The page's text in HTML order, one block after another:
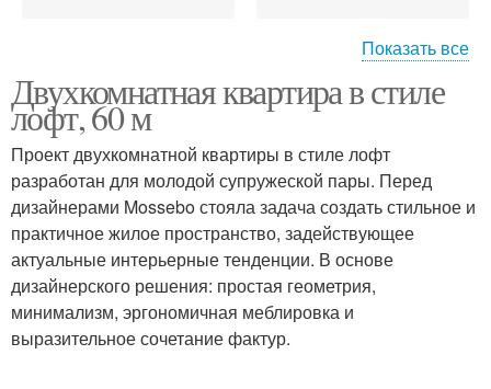
Комнатная квартира
Показать все
Двухкомнатная квартира в стиле
лофт, 60 м
Проект двухкомнатной квартиры в стиле лофт
разработан для молодой супружеской пары. Перед
дизайнерами Mossebo стояла задача создать стильное и
практичное жилое пространство, задействующее
актуальные интерьерные тенденции. В основе
дизайнерского решения: простая геометрия,
минимализм, эргономичная меблировка и
выразительное сочетание фактур.